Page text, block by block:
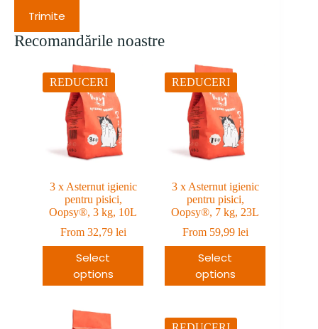
Trimite
Recomandările noastre
REDUCERI
3 x Asternut igienic
pentru pisici,
Oopsy®, 3 kg, 10L
From 32,79 lei
Select
options
REDUCERI
3 x Asternut igienic
pentru pisici,
Oopsy®, 7 kg, 23L
From 59,99 lei
Select
options